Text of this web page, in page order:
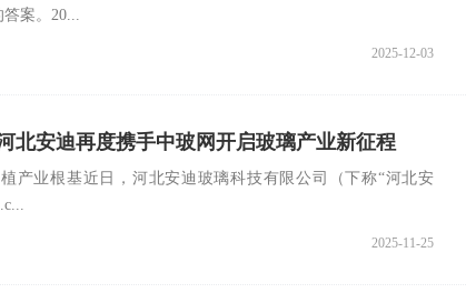
案。20...
2025-12-03
北安迪再度携手中玻网开启玻璃产业新征程
产业根基近日，河北安迪玻璃科技有限公司（下称“河北安
2025-11-25